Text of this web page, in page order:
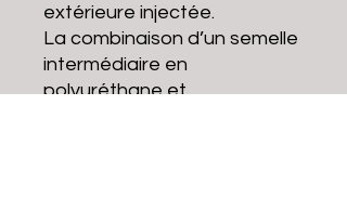
extérieure injectée.
La combinaison d’un semelle
intermédiaire en
polyuréthane et